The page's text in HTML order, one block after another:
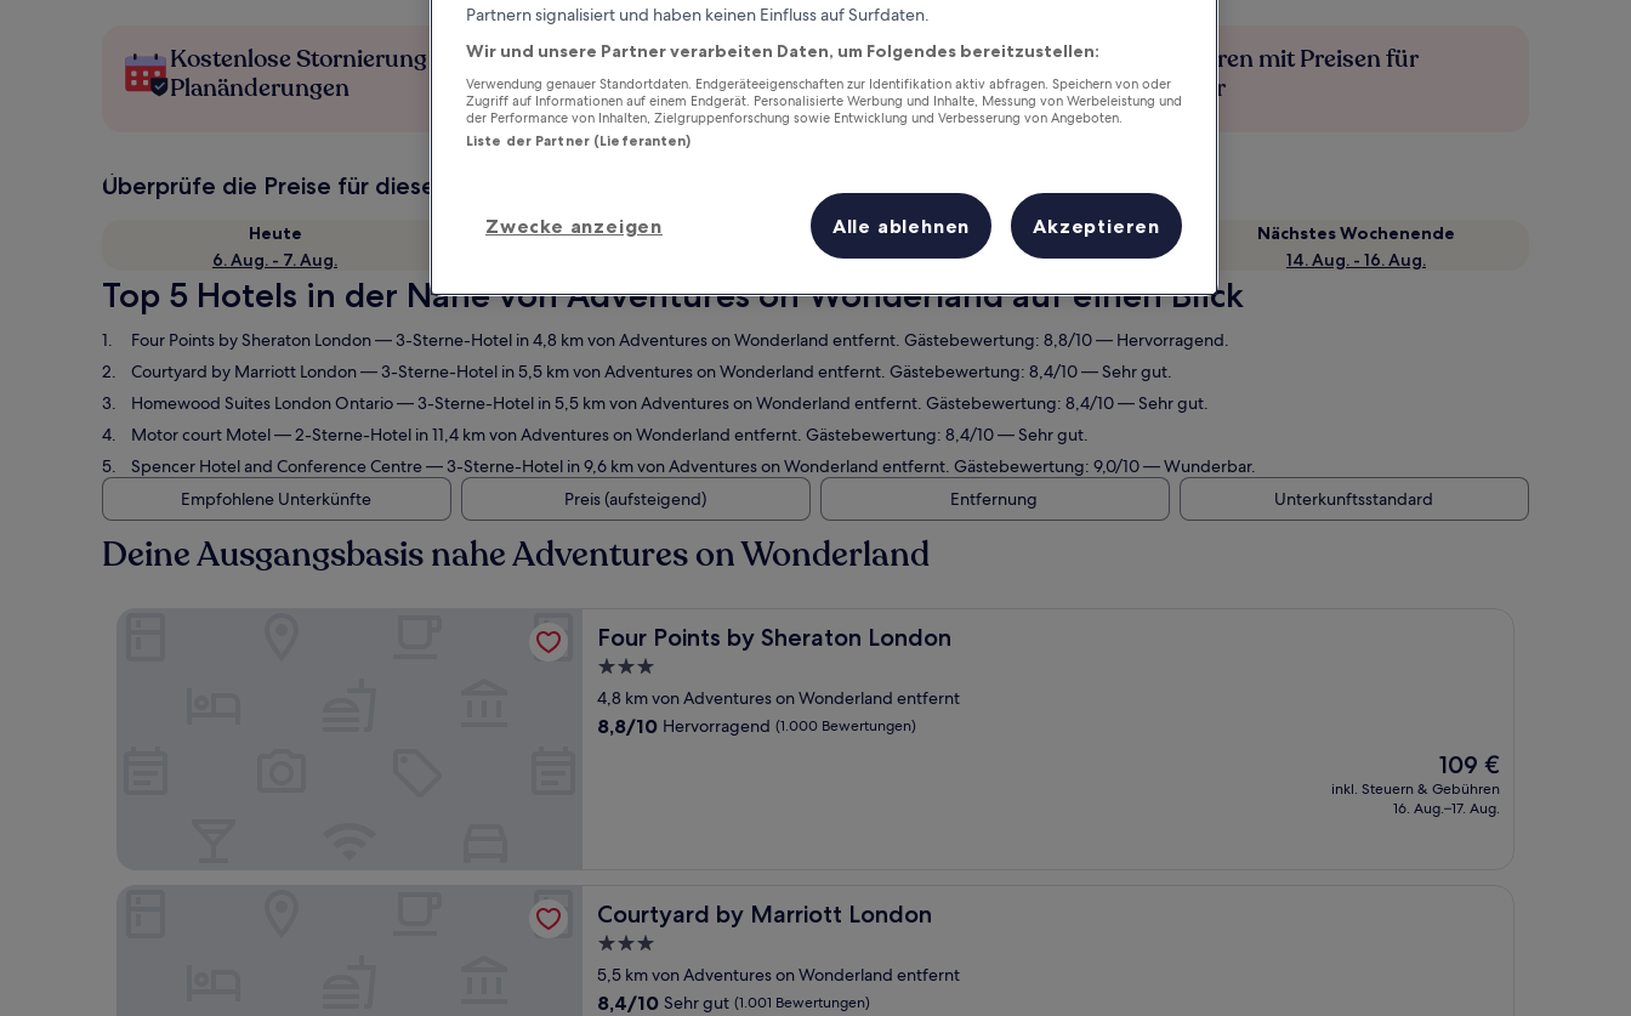
Kostenlose Stornierung bei
Planänderungen
Verdiene Prämien für jede
wahrgenommene Übernachtung
Mehr sparen mit Preisen für
Mitglieder
Überprüfe die Preise für diese Daten
Heute
6. Aug. - 7. Aug.
Morgen
Dieses Wochenende
7. Aug. - 9. Aug.
Nächstes Wochenende
14. Aug. - 16. Aug.
Top 5 Hotels in der Nähe von Adventures on Wonderland auf einen Blick
Four Points by Sheraton London— 3-Sterne-Hotel in 4,8 km von Adventures on Wonderland entfernt. Gästebewertung: 8,8/10 — Hervorragend.
Courtyard by Marriott London— 3-Sterne-Hotel in 5,5 km von Adventures on Wonderland entfernt. Gästebewertung: 8,4/10 — Sehr gut.
Homewood Suites London Ontario— 3-Sterne-Hotel in 5,5 km von Adventures on Wonderland entfernt. Gästebewertung: 8,4/10 — Sehr gut.
Motor court Motel— 2-Sterne-Hotel in 11,4 km von Adventures on Wonderland entfernt. Gästebewertung: 8,4/10 — Sehr gut.
Spencer Hotel and Conference Centre— 3-Sterne-Hotel in 9,6 km von Adventures on Wonderland entfernt. Gästebewertung: 9,0/10 — Wunderbar.
Empfohlene Unterkünfte
Preis (aufsteigend) Entfernung Unterkunftsstandard
Deine Ausgangsbasis nahe Adventures on Wonderland
Four Points by Sheraton London
Four Points by Sheraton London
3.0-
Sterne-
Unterkunft
4,8 km von Adventures on Wonderland entfernt
8.8
8,8/10 Hervorragend (1.000 Bewertungen)
Der
Preis
beträgt
109 €
inkl. Steuern & Gebühren
16. Aug.–17. Aug.
Courtyard by Marriott London
Courtyard by Marriott London
3.0-
Sterne-
Unterkunft
5,5 km von Adventures on Wonderland entfernt
8.4
8,4/10 Sehr gut (1.001 Bewertungen)
Partnern signalisiert und haben keinen Einfluss auf Surfdaten.
Wir und unsere Partner verarbeiten Daten, um Folgendes bereitzustellen:
Verwendung genauer Standortdaten. Endgeräteeigenschaften zur Identifikation aktiv abfragen. Speichern von oder
Zugriff auf Informationen auf einem Endgerät. Personalisierte Werbung und Inhalte, Messung von Werbeleistung und
der Performance von Inhalten, Zielgruppenforschung sowie Entwicklung und Verbesserung von Angeboten.
Liste der Partner (Lieferanten)
Zwecke anzeigen Alle ablehnen Akzeptieren